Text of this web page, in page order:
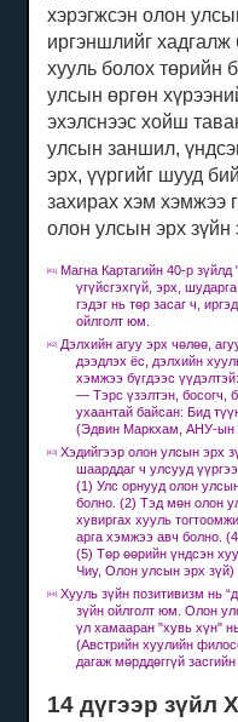
хэрэгжсэн олон
иргэншлийг хадгалж
хууль болох төрийн
улсын өргөн
эхэлснээс хойш
улсын заншил,
эрх, үүргийг шууд
захирах хэм хэмжээ
олон улсын эрх
[41]
Магна Картагийн 40-р
үгүйсгэхгүй, эрх,
гэдэг нь төр засаг ч,
ойлголт юм.
[42]
Дэлхийн агуу эрх чөлөө,
дээдлэх ёс, дэлхийн
хэмжээ бүгдээс
— Тэрс үзэлтэн, босогч,
ухаантай байсан: Бид
(Эдвин Маркхам, АНУ-ын
[43]
Хэдийгээр олон улсын эрх
шаарддаг ч улсууд
(1) Улс орнууд олон
болно.(2) Тэд мөн олон
хувиргах хууль
арга хэмжээ авч болно.
(5) Төр өөрийн үндсэн
Чиу, Олон улсын эрх зүй)
[44]
Хууль зүйн позитивизм нь
зүйн ойлголт юм.Олон
үл хамааран "хувь хүн"
(Австрийн хуулийн
дагаж мөрддөггүй
14 дүгээр зүйл